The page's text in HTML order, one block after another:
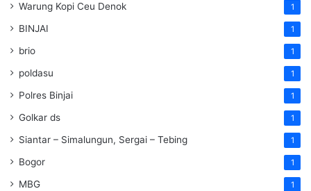
Warung Kopi Ceu Denok 1
BINJAI 1
brio 1
poldasu 1
Polres Binjai 1
Golkar ds 1
Siantar – Simalungun, Sergai – Tebing 1
Bogor 1
MBG 1